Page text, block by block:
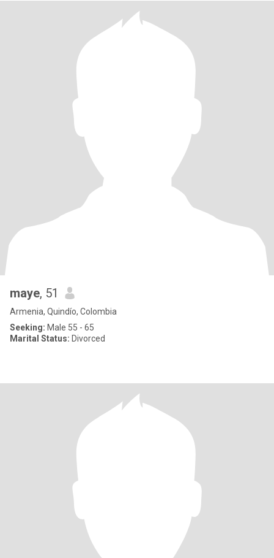
maye, 51
Armenia, Quindío, Colombia
Seeking: Male 55 - 65
Marital Status: Divorced